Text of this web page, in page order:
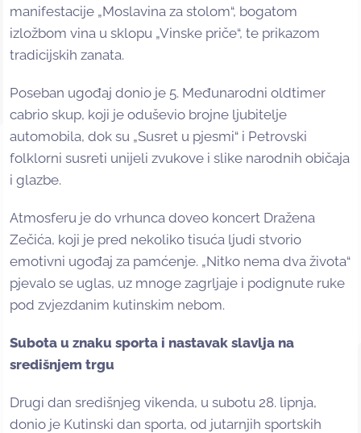
manifestacije „Moslavina za stolom“, bogatom
izložbom vina u sklopu „Vinske priče“, te prikazom
tradicijskih zanata.
Poseban ugođaj donio je 5. Međunarodni oldtimer
cabrio skup, koji je oduševio brojne ljubitelje
automobila, dok su „Susret u pjesmi“ i Petrovski
folklorni susreti unijeli zvukove i slike narodnih običaja
i glazbe.
Atmosferu je do vrhunca doveo koncert Dražena
Zečića, koji je pred nekoliko tisuća ljudi stvorio
emotivni ugođaj za pamćenje. „Nitko nema dva života“
pjevalo se uglas, uz mnoge zagrljaje i podignute ruke
pod zvjezdanim kutinskim nebom.
Subota u znaku sporta i nastavak slavlja na
središnjem trgu
Drugi dan središnjeg vikenda, u subotu 28. lipnja,
donio je Kutinski dan sporta, od jutarnjih sportskih